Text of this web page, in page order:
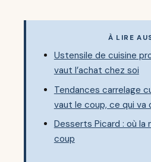
À LIRE
Ustensile de cuisine
vaut l’achat chez soi
Tendances carrelage
vaut le coup, ce qui va
Desserts Picard : où la
coup